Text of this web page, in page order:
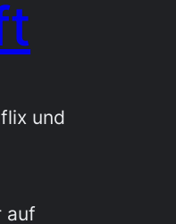
und
auf